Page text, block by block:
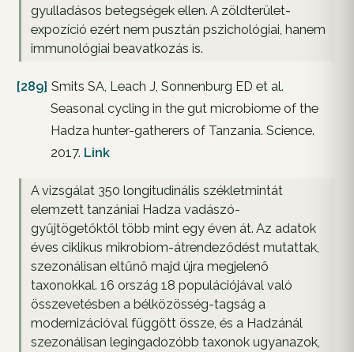
gyulladásos betegségek ellen. A zöldterület-
expozíció ezért nem pusztán pszichológiai, hanem
immunológiai beavatkozás is.
[289] Smits SA, Leach J, Sonnenburg ED et al.
Seasonal cycling in the gut microbiome of the
Hadza hunter-gatherers of Tanzania. Science.
2017. Link
A vizsgálat 350 longitudinális székletmintát
elemzett tanzániai Hadza vadászó-
gyűjtögetőktől több mint egy éven át. Az adatok
éves ciklikus mikrobiom-átrendeződést mutattak,
szezonálisan eltűnő majd újra megjelenő
taxonokkal. 16 ország 18 populációjával való
összevetésben a bélközösség-tagság a
modernizációval függött össze, és a Hadzánál
szezonálisan legingadozóbb taxonok ugyanazok,